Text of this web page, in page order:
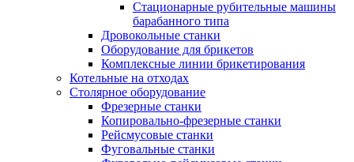
Стационарные рубительные машины
барабанного типа
Дровокольные станки
Оборудование для брикетов
Комплексные линии брикетирования
Котельные на отходах
Столярное оборудование
Фрезерные станки
Копировально-фрезерные станки
Рейсмусовые станки
Фуговальные станки